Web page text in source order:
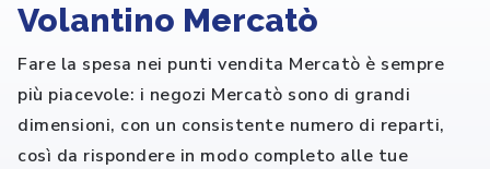
Volantino Mercatò
Fare la spesa nei punti vendita Mercatò è sempre
più piacevole: i negozi Mercatò sono di grandi
dimensioni, con un consistente numero di reparti,
così da rispondere in modo completo alle tue